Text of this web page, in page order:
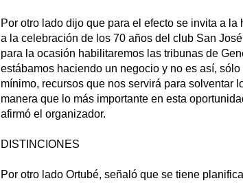
Por otro lado dijo que para el efecto se invita a
a la celebración de los 70 años del club San
para la ocasión habilitaremos las tribunas de
estábamos haciendo un negocio y no es así,
mínimo, recursos que nos servirá para solventar
manera que lo más importante en esta
afirmó el organizador.
DISTINCIONES
Por otro lado Ortubé, señaló que se tiene